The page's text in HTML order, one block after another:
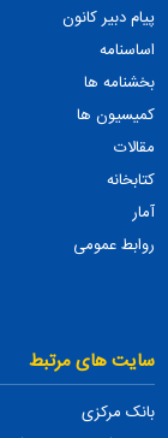
پیام دبیر کانون
اساسنامه
بخشنامه ها
کمیسیون ها
مقالات
کتابخانه
آمار
روابط عمومی
سایت های مرتبط
بانک مرکزی